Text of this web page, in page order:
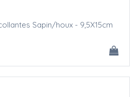
Sapin/houx - 9,5X15cm